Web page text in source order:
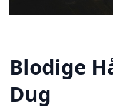
Blodige
Dug